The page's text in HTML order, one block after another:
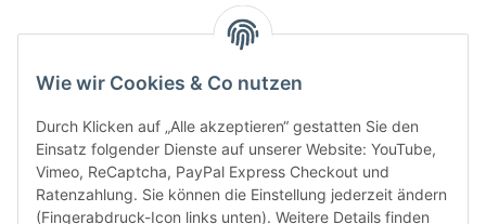
Bitte senden Sie mir entsprechend IhrerDatenschutzerklärungregelmäßig und
Wie wir Cookies & Co nutzen
Durch Klicken auf „Alle akzeptieren“ gestatten Sie den
Einsatz folgender Dienste auf unserer Website: YouTube,
Vimeo, ReCaptcha, PayPal Express Checkout und
Ratenzahlung. Sie können die Einstellung jederzeit ändern
(Fingerabdruck-Icon links unten). Weitere Details finden